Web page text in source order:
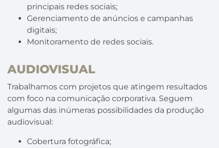
principais redes sociais;
Gerenciamento de anúncios e campanhas
digitais;
Monitoramento de redes sociais.
AUDIOVISUAL
Trabalhamos com projetos que atingem resultados
com foco na comunicação corporativa. Seguem
algumas das inúmeras possibilidades da produção
audiovisual:
Cobertura fotográfica;